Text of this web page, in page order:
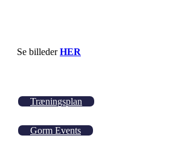
Se billederHER
Træningsplan
Gorm Events